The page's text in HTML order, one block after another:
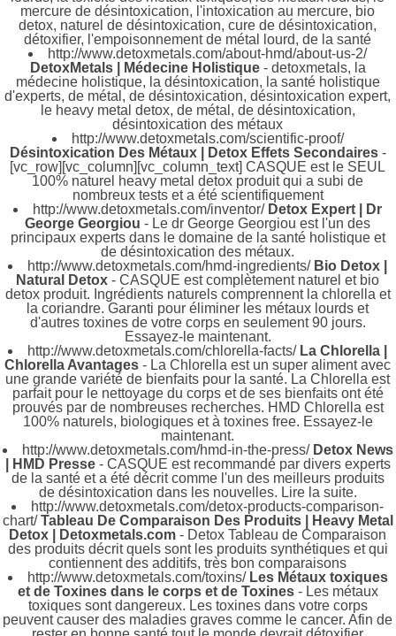
mercure de désintoxication, l'intoxication au mercure, bio
detox, naturel de désintoxication, cure de désintoxication,
détoxifier, l'empoisonnement de métal lourd, de la santé
http://www.detoxmetals.com/about-hmd/about-us-2/
DetoxMetals | Médecine Holistique- detoxmetals, la
médecine holistique, la désintoxication, la santé holistique
d'experts, de métal, de désintoxication, désintoxication expert,
le heavy metal detox, de métal, de désintoxication,
désintoxication des métaux
http://www.detoxmetals.com/scientific-proof/
Désintoxication Des Métaux | Detox Effets Secondaires-
[vc_row][vc_column][vc_column_text] CASQUE est le SEUL
100% naturel heavy metal detox produit qui a subi de
nombreux tests et a été scientifiquement
http://www.detoxmetals.com/inventor/ Detox Expert | Dr
George Georgiou - Le dr George Georgiou est l'un des
principaux experts dans le domaine de la santé holistique et
de désintoxication des métaux.
http://www.detoxmetals.com/hmd-ingredients/ Bio Detox |
Natural Detox - CASQUE est complètement naturel et bio
detox produit. Ingrédients naturels comprennent la chlorella et
la coriandre. Garanti pour éliminer les métaux lourds et
d'autres toxines de votre corps en seulement 90 jours.
Essayez-le maintenant.
http://www.detoxmetals.com/chlorella-facts/ La Chlorella |
Chlorella Avantages - La Chlorella est un super aliment avec
une grande variété de bienfaits pour la santé. La Chlorella est
parfait pour le nettoyage du corps et de ses bienfaits ont été
prouvés par de nombreuses recherches. HMD Chlorella est
100% naturels, biologiques et à toxines free. Essayez-le
maintenant.
http://www.detoxmetals.com/hmd-in-the-press/ Detox News
| HMD Presse- CASQUE est recommandé par divers experts
de la santé et a été décrit comme l'un des meilleurs produits
de désintoxication dans les nouvelles. Lire la suite.
http://www.detoxmetals.com/detox-products-comparison-
chart/Tableau De Comparaison Des Produits | Heavy Metal
Detox | Detoxmetals.com - Detox Tableau de Comparaison
des produits décrit quels sont les produits synthétiques et qui
contiennent des additifs, très bon comparaisons
http://www.detoxmetals.com/toxins/ Les Métaux toxiques
et de Toxines dans le corps et de Toxines- Les métaux
toxiques sont dangereux. Les toxines dans votre corps
peuvent causer des maladies graves comme le cancer. Afin de